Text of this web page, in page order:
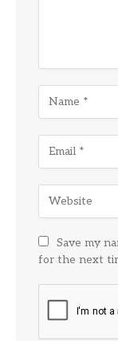
Save my
for the next